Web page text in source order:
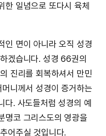
한 일념으로 또다시 육체
인 면이 아니라 오직 성경
겠습니다. 성경 66권의
진리를 회복하셔서 만민
니께서 성경이 증거하는
다. 사도들처럼 성경의 예
명코 그리스도의 영광을
어주실 것입니다.